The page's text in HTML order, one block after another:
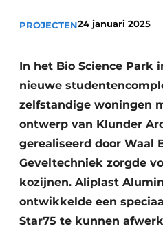
PROJECTEN24 januari 2025
In het Bio Science Park
nieuwe
zelfstandige woningen
ontwerp van Klunder
gerealiseerd door Waal
Geveltechniek zorgde
kozijnen. Aliplast
ontwikkelde een
Star75 te kunnen